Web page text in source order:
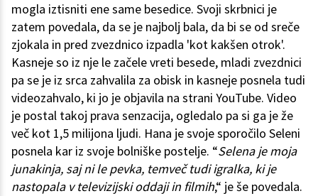
mogla iztisniti ene same besedice. Svoji skrbnici je
zatem povedala, da se je najbolj bala, da bi se od sreče
zjokala in pred zvezdnico izpadla 'kot kakšen otrok'.
Kasneje so iz nje le začele vreti besede, mladi zvezdnici
pa se je iz srca zahvalila za obisk in kasneje posnela tudi
videozahvalo, ki jo je objavila na strani YouTube. Video
je postal takoj prava senzacija, ogledalo pa si ga je že
več kot 1,5 milijona ljudi. Hana je svoje sporočilo Seleni
posnela kar iz svoje bolniške postelje. “Selena je moja
junakinja, saj ni le pevka, temveč tudi igralka, ki je
nastopala v televizijski oddaji in filmih,“ je še povedala.